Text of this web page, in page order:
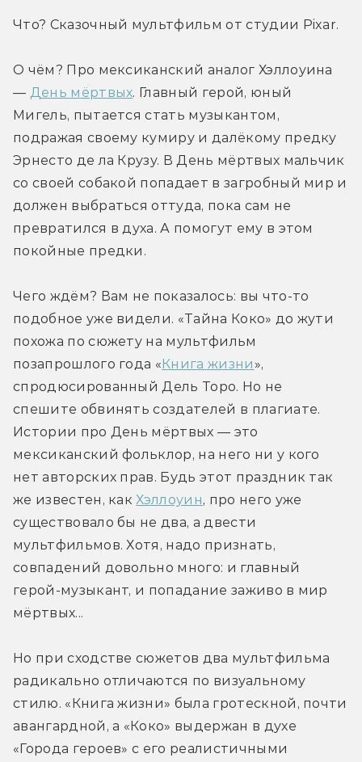
Что? Сказочный мультфильм от студии Pixar.
О чём? Про мексиканский аналог Хэллоуина
— День мёртвых. Главный герой, юный
Мигель, пытается стать музыкантом,
подражая своему кумиру и далёкому предку
Эрнесто де ла Крузу. В День мёртвых мальчик
со своей собакой попадает в загробный мир и
должен выбраться оттуда, пока сам не
превратился в духа. А помогут ему в этом
покойные предки.
Чего ждём? Вам не показалось: вы что-то
подобное уже видели. «Тайна Коко» до жути
похожа по сюжету на мультфильм
позапрошлого года «Книга жизни »,
спродюсированный Дель Торо. Но не
спешите обвинять создателей в плагиате.
Истории про День мёртвых — это
мексиканский фольклор, на него ни у кого
нет авторских прав. Будь этот праздник так
же известен, как Хэллоуин, про него уже
существовало бы не два, а двести
мультфильмов. Хотя, надо признать,
совпадений довольно много: и главный
герой-музыкант, и попадание заживо в мир
мёртвых...
Но при сходстве сюжетов два мультфильма
радикально отличаются по визуальному
стилю. «Книга жизни» была гротескной, почти
авангардной, а «Коко» выдержан в духе
«Города героев» с его реалистичными